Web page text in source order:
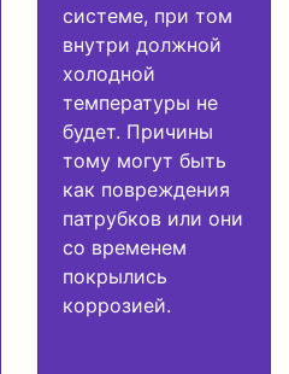
системе, при том
внутри должной
холодной
температуры не
будет. Причины
тому могут быть
как повреждения
патрубков или они
со временем
покрылись
коррозией.